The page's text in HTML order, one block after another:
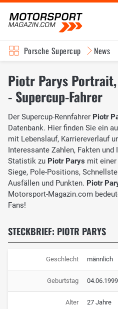
Porsche Supercup News
Piotr Parys
- Supercup-Fahrer
Der Supercup-Rennfahrer Piotr
Datenbank. Hier finden Sie ein
mit Lebenslauf, Karriereverlauf
Interessante Zahlen, Fakten
Statistik zu Piotr Parys mit
Siege, Pole-Positions,
Ausfällen und Punkten. Piotr
Motorsport-Magazin.com
Fans!
STECKBRIEF: PIOTR PARYS
Geschlecht männlich
Geburtstag 04.06.1999
Alter 27 Jahre